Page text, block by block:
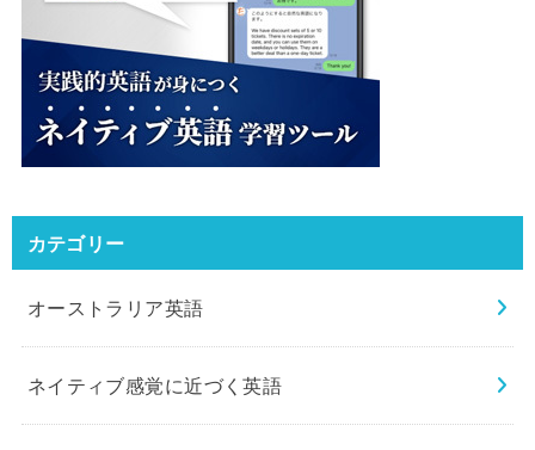
カテゴリー
オーストラリア英語
ネイティブ感覚に近づく英語